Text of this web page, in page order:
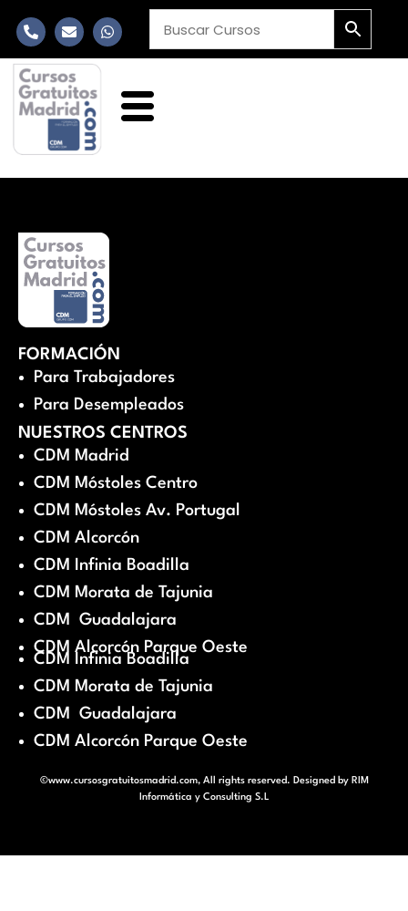
FORMACIÓN
Para Trabajadores
Para Desempleados
NUESTROS CENTROS
CDM Madrid
CDM Móstoles Centro
CDM Móstoles Av. Portugal
CDM Alcorcón
CDM Infinia Boadilla
CDM Morata de Tajunia
CDM Guadalajara
CDM Alcorcón Parque Oeste
CDM Infinia Boadilla
CDM Morata de Tajunia
CDM Guadalajara
CDM Alcorcón Parque Oeste
©www.cursosgratuitosmadrid.com, All rights reserved. Designed by RIM
Informática y Consulting S.L